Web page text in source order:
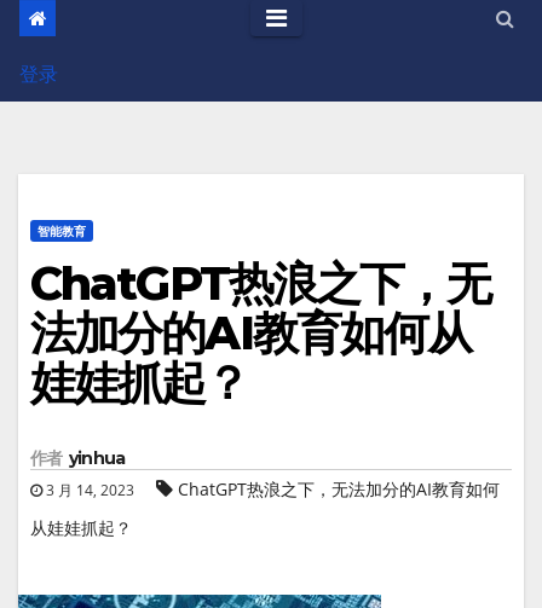
登录
智能教育
ChatGPT热浪之下，无
法加分的AI教育如何从
娃娃抓起？
作者 yinhua
3 月 14, 2023
ChatGPT热浪之下，无法加分的AI教育如何
从娃娃抓起？